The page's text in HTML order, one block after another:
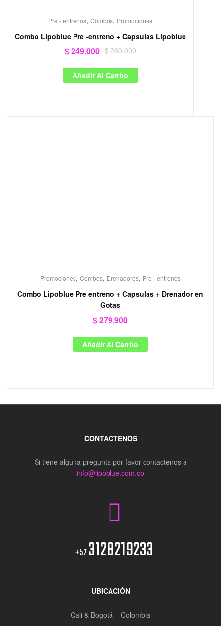
Pre - entrenos, Combos, Promociones
Combo Lipoblue Pre -entreno + Capsulas Lipoblue
$260.000
$249.000
Añadir Al Carrito
Promociones, Combos, Drenadores, Pre - entrenos
Combo Lipoblue Pre entreno + Capsulas + Drenador en
Gotas
$279.900
Añadir Al Carrito
CONTACTENOS
Si tiene alguna pregunta por favor contactenos a
info@lipoblue.com.co
+573128219233
UBICACIÓN
Cali & Bogotá – Colombia